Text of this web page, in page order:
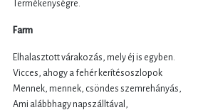
Termékenységre.
Farm
Elhalasztott várakozás, mely éj is egyben.
Vicces, ahogy a fehér kerítésoszlopok
Mennek, mennek, csöndes szemrehányás,
Ami alábbhagy napszálltával,